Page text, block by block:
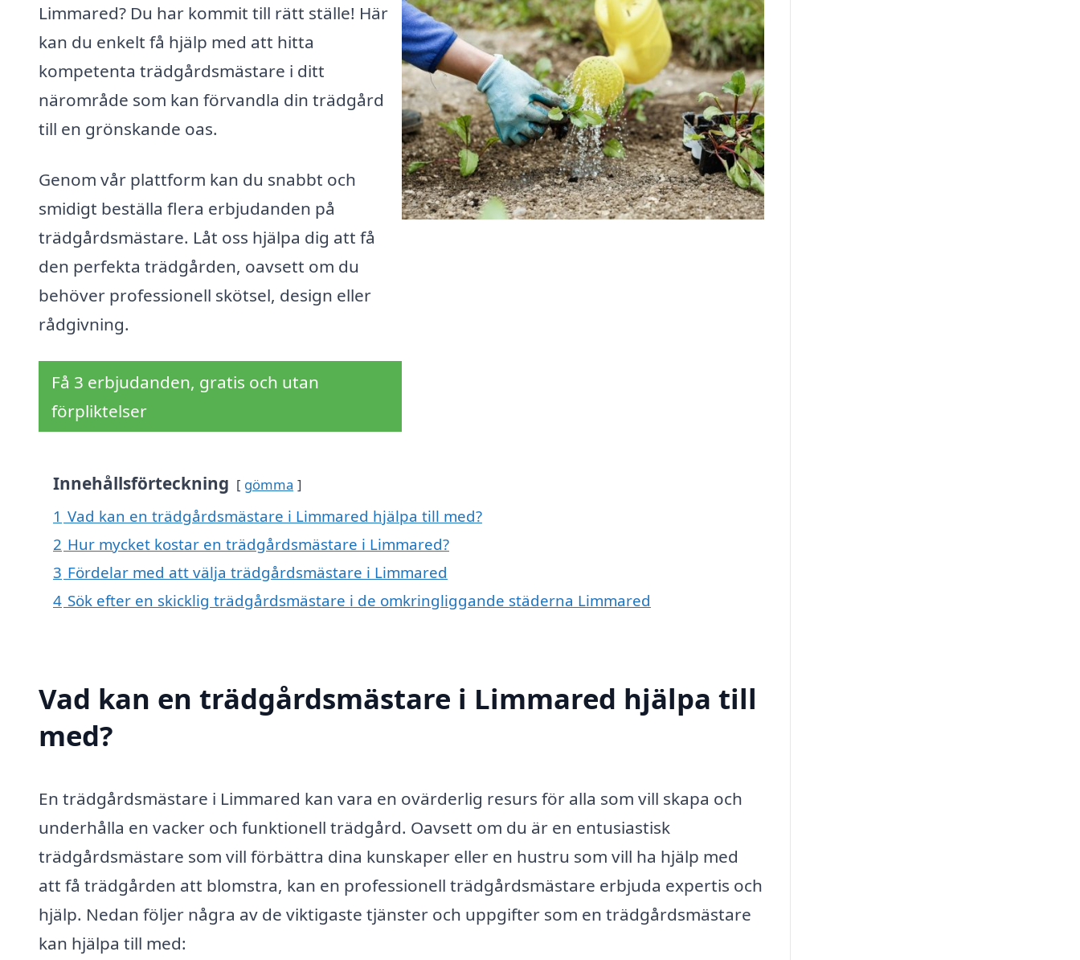
Limmared? Du har kommit till rätt ställe! Här
kan du enkelt få hjälp med att hitta
kompetenta trädgårdsmästare i ditt
närområde som kan förvandla din trädgård
till en grönskande oas.
Genom vår plattform kan du snabbt och
smidigt beställa flera erbjudanden på
trädgårdsmästare. Låt oss hjälpa dig att få
den perfekta trädgården, oavsett om du
behöver professionell skötsel, design eller
rådgivning.
Få 3 erbjudanden, gratis och utan
förpliktelser
Innehållsförteckning gömma
1 Vad kan en trädgårdsmästare i Limmared hjälpa till med?
2 Hur mycket kostar en trädgårdsmästare i Limmared?
3 Fördelar med att välja trädgårdsmästare i Limmared
4 Sök efter en skicklig trädgårdsmästare i de omkringliggande städerna Limmared
Vad kan en trädgårdsmästare i Limmared hjälpa till
med?
En trädgårdsmästare i Limmared kan vara en ovärderlig resurs för alla som vill skapa och
underhålla en vacker och funktionell trädgård. Oavsett om du är en entusiastisk
trädgårdsmästare som vill förbättra dina kunskaper eller en hustru som vill ha hjälp med
att få trädgården att blomstra, kan en professionell trädgårdsmästare erbjuda expertis och
hjälp. Nedan följer några av de viktigaste tjänster och uppgifter som en trädgårdsmästare
kan hjälpa till med: